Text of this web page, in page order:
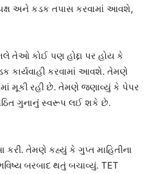
અને કડક તપાસ કરવામાં આવશે,
તેઓ કોઈ પણ હોદ્દા પર હોય કે
કાર્યવાહી કરવામાં આવશે. તેમણે
મૂકી રહી છે. તેમણે જણાવ્યું કે પેપર
ગુનાનું સ્વરૂપ લઈ શકે છે.
કરી. તેમણે કહ્યું કે ગુપ્ત માહિતીના
બરબાદ થતું બચાવ્યું. TET